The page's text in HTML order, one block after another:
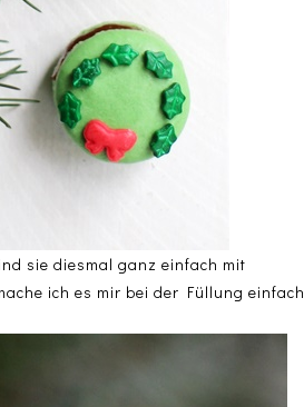
sie diesmal ganz einfach mit
ich es mir bei der Füllung einfach